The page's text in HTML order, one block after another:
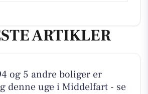
ARTIKLER
og 5 andre boliger er
denne uge i Middelfart - se